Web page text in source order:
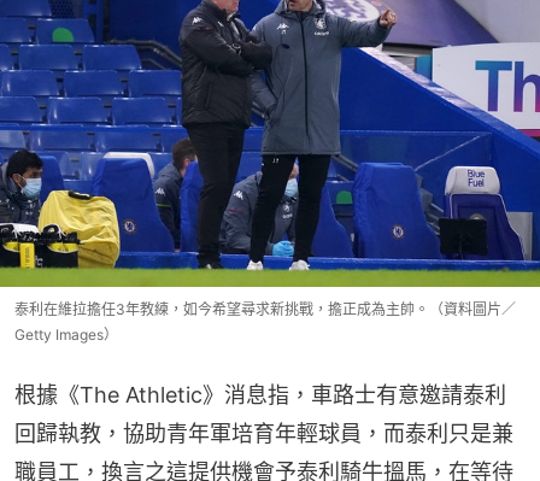
泰利在維拉擔任3年教練，如今希望尋求新挑戰，擔正成為主帥。（資料圖片／
Getty Images）
根據《The Athletic》消息指，車路士有意邀請泰利
回歸執教，協助青年軍培育年輕球員，而泰利只是兼
職員工，換言之這提供機會予泰利騎牛搵馬，在等待